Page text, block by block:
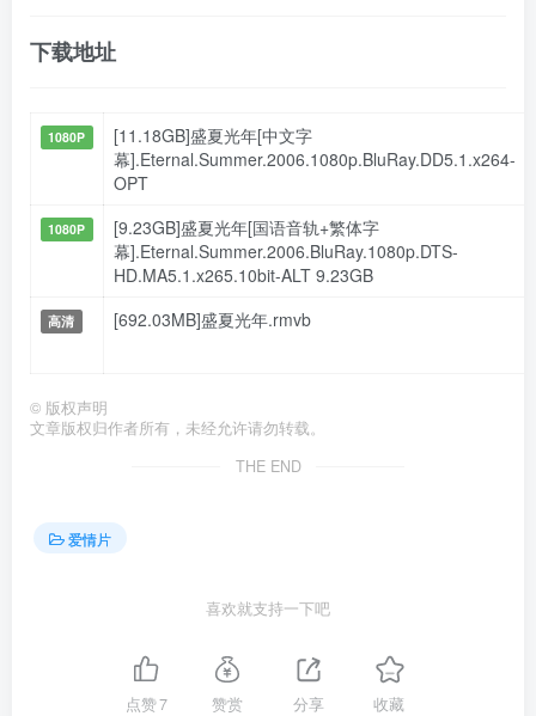
下载地址
1080P
[11.18GB]盛夏光年[中文字
幕].Eternal.Summer.2006.1080p.BluRay.DD5.1.x264-
OPT
1080P
[9.23GB]盛夏光年[国语音轨+繁体字
幕].Eternal.Summer.2006.BluRay.1080p.DTS-
HD.MA5.1.x265.10bit-ALT 9.23GB
高清 [692.03MB]盛夏光年.rmvb
© 版权声明
文章版权归作者所有，未经允许请勿转载。
THE END
爱情片
喜欢就支持一下吧
点赞7 赞赏 分享 收藏